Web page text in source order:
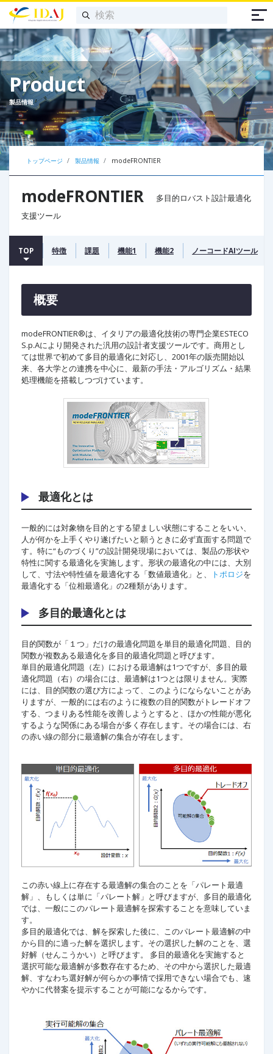
Product
製品情報
トップページ 製品情報 modeFRONTIER
modeFRONTIER
多目的ロバスト設計最適化
支援ツール
TOP 特徴 課題 機能1 機能2 ノーコードAIツール
概要
modeFRONTIER®は、イタリアの最適化技術の専門企業ESTECO
S.p.Aにより開発された汎用の設計者支援ツールです。商用とし
ては世界で初めて多目的最適化に対応し、2001年の販売開始以
来、各大学との連携を中心に、最新の手法・アルゴリズム・結果
処理機能を搭載しつづけています。
最適化とは
一般的には対象物を目的とする望ましい状態にすることをいい、
人が何かを上手くやり遂げたいと願うときに必ず直面する問題で
す。特に“ものづくり”の設計開発現場においては、製品の形状や
特性に関する最適化を実施します。形状の最適化の中には、大別
して、寸法や特性値を最適化する「数値最適化」と、
トポロジを
最適化する「位相最適化」の2種類があります。
多目的最適化とは
目的関数が「１つ」だけの最適化問題を単目的最適化問題、目的
関数が複数ある最適化を多目的最適化問題と呼びます。
単目的最適化問題（左）における最適解は1つですが、多目的最
適化問題（右）の場合には、最適解は1つとは限りません。実際
には、目的関数の選び方によって、このようにならないことがあ
りますが、一般的には右のように複数の目的関数がトレードオフ
する、つまりある性能を改善しようとすると、ほかの性能が悪化
するような関係にある場合が多く存在します。その場合には、右
の赤い線の部分に最適解の集合が存在します。
この赤い線上に存在する最適解の集合のことを「パレート最適
解」、もしくは単に「パレート解」と呼びますが、多目的最適化
では、一般にこのパレート最適解を探索することを意味していま
す。
多目的最適化では、解を探索した後に、このパレート最適解の中
から目的に適った解を選択します。その選択した解のことを、選
好解（せんこうかい）と呼びます。 多目的最適化を実施すると
選択可能な最適解が多数存在するため、その中から選択した最適
解、すなわち選好解が何らかの事情で採用できない場合でも、速
やかに代替案を提示することが可能になるからです。